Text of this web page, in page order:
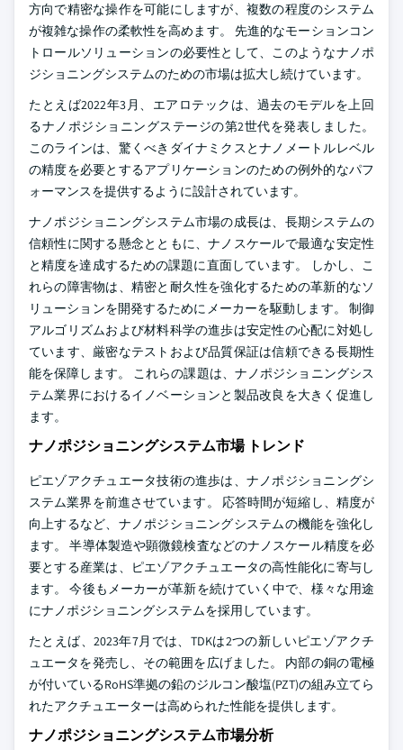
方向で精密な操作を可能にしますが、複数の程度のシステム
が複雑な操作の柔軟性を高めます。 先進的なモーションコン
トロールソリューションの必要性として、このようなナノポ
ジショニングシステムのための市場は拡大し続けています。
たとえば2022年3月、エアロテックは、過去のモデルを上回
るナノポジショニングステージの第2世代を発表しました。
このラインは、驚くべきダイナミクスとナノメートルレベル
の精度を必要とするアプリケーションのための例外的なパフ
ォーマンスを提供するように設計されています。
ナノポジショニングシステム市場の成長は、長期システムの
信頼性に関する懸念とともに、ナノスケールで最適な安定性
と精度を達成するための課題に直面しています。 しかし、こ
れらの障害物は、精密と耐久性を強化するための革新的なソ
リューションを開発するためにメーカーを駆動します。 制御
アルゴリズムおよび材料科学の進歩は安定性の心配に対処し
ています、厳密なテストおよび品質保証は信頼できる長期性
能を保障します。 これらの課題は、ナノポジショニングシス
テム業界におけるイノベーションと製品改良を大きく促進し
ます。
ナノポジショニングシステム市場 トレンド
ピエゾアクチュエータ技術の進歩は、ナノポジショニングシ
ステム業界を前進させています。 応答時間が短縮し、精度が
向上するなど、ナノポジショニングシステムの機能を強化し
ます。 半導体製造や顕微鏡検査などのナノスケール精度を必
要とする産業は、ピエゾアクチュエータの高性能化に寄与し
ます。 今後もメーカーが革新を続けていく中で、様々な用途
にナノポジショニングシステムを採用しています。
たとえば、2023年7月では、TDKは2つの新しいピエゾアクチ
ュエータを発売し、その範囲を広げました。 内部の銅の電極
が付いているRoHS準拠の鉛のジルコン酸塩(PZT)の組み立てら
れたアクチュエーターは高められた性能を提供します。
ナノポジショニングシステム市場分析